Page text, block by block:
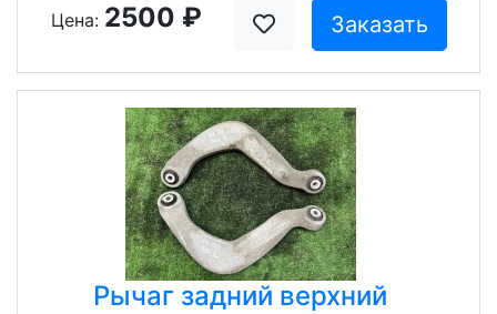
Цена: 2500 ₽ Заказать
Рычаг задний верхний